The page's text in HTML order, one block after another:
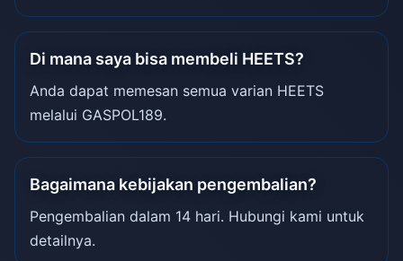
Di mana saya bisa membeli HEETS?
Anda dapat memesan semua varian HEETS
melalui GASPOL189.
Bagaimana kebijakan pengembalian?
Pengembalian dalam 14 hari. Hubungi kami untuk
detailnya.